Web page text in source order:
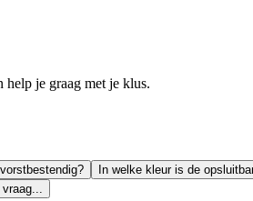
je graag met je klus.
In welke kleur is de
vraag...